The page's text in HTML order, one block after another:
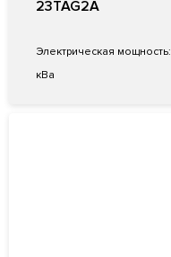
23TAG2A
Электрическая мощность:
кВа